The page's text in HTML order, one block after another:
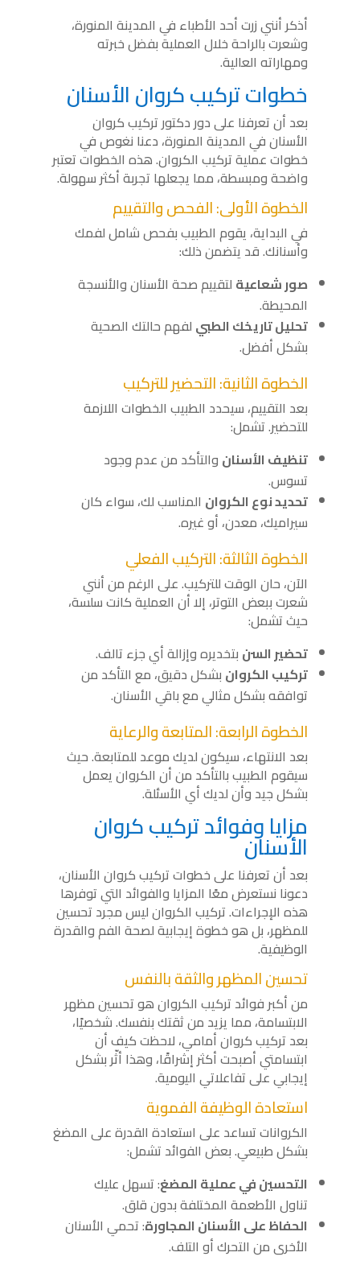
أذكر أنني زرت أحد الأطباء في المدينة المنورة،
وشعرت بالراحة خلال العملية بفضل خبرته
ومهاراته العالية.
خطوات تركيب كروان الأسنان
بعد أن تعرفنا على دور دكتور تركيب كروان
الأسنان في المدينة المنورة، دعنا نغوص في
خطوات عملية تركيب الكروان. هذه الخطوات تعتبر
واضحة ومبسطة، مما يجعلها تجربة أكثر سهولة.
الخطوة الأولى: الفحص والتقييم
في البداية، يقوم الطبيب بفحص شامل لفمك
وأسنانك. قد يتضمن ذلك:
صور شعاعية لتقييم صحة الأسنان والأنسجة
المحيطة.
تحليل تاريخك الطبي لفهم حالتك الصحية
بشكل أفضل.
الخطوة الثانية: التحضير للتركيب
بعد التقييم، سيحدد الطبيب الخطوات اللازمة
للتحضير. تشمل:
تنظيف الأسنان والتأكد من عدم وجود
تسوس.
تحديد نوع الكروان المناسب لك، سواء كان
سيراميك، معدن، أو غيره.
الخطوة الثالثة: التركيب الفعلي
الآن، حان الوقت للتركيب. على الرغم من أنني
شعرت ببعض التوتر، إلا أن العملية كانت سلسة،
حيث تشمل:
تحضير السن بتخديره وإزالة أي جزء تالف.
تركيب الكروان بشكل دقيق، مع التأكد من
توافقه بشكل مثالي مع باقي الأسنان.
الخطوة الرابعة: المتابعة والرعاية
بعد الانتهاء، سيكون لديك موعد للمتابعة. حيث
سيقوم الطبيب بالتأكد من أن الكروان يعمل
بشكل جيد وأن لديك أي الأسئلة.
مزايا وفوائد تركيب كروان
الأسنان
بعد أن تعرفنا على خطوات تركيب كروان الأسنان،
دعونا نستعرض معًا المزايا والفوائد التي توفرها
هذه الإجراءات. تركيب الكروان ليس مجرد تحسين
للمظهر، بل هو خطوة إيجابية لصحة الفم والقدرة
الوظيفية.
تحسين المظهر والثقة بالنفس
من أكبر فوائد تركيب الكروان هو تحسين مظهر
الابتسامة، مما يزيد من ثقتك بنفسك. شخصيًا،
بعد تركيب كروان أمامي، لاحظت كيف أن
ابتسامتي أصبحت أكثر إشراقًا، وهذا أثّر بشكل
إيجابي على تفاعلاتي اليومية.
استعادة الوظيفة الفموية
الكروانات تساعد على استعادة القدرة على المضغ
بشكل طبيعي. بعض الفوائد تشمل:
التحسين في عملية المضغ: تسهل عليك
تناول الأطعمة المختلفة بدون قلق.
الحفاظ على الأسنان المجاورة: تحمي الأسنان
الأخرى من التحرك أو التلف.